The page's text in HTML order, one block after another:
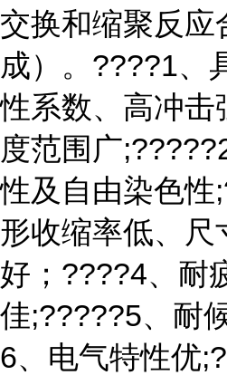
交换和缩聚反应
成）。????1、
性系数、高冲击
度范围广
性及自由染色性
形收缩率低、尺
好；????4、耐
佳;?????5、耐
6、电气特性优